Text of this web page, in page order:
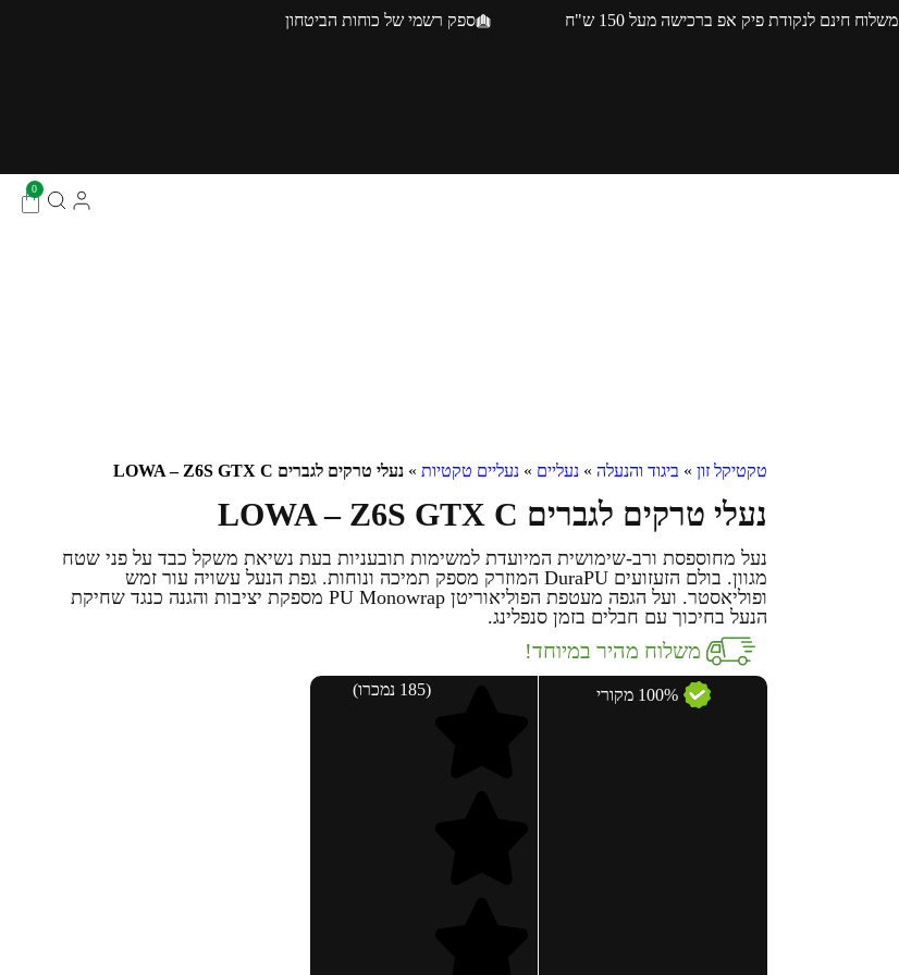
משלוח חינם לנקודת פיק אפ ברכישה מעל 150 ש"ח ספק רשמי של כוחות הביטחון
0
טקטיקל זון » ביגוד והנעלה » נעליים » נעליים טקטיות » נעלי טרקים לגברים LOWA – Z6S GTX C
נעלי טרקים לגברים LOWA – Z6S GTX C
נעל מחוספסת ורב-שימושית המיועדת למשימות תובעניות בעת נשיאת משקל כבד על פני שטח
מגוון. בולם הזעזועים DuraPU המוזרק מספק תמיכה ונוחות. גפת הנעל עשויה עור זמש
ופוליאסטר. ועל הגפה מעטפת הפוליאוריטן PU Monowrap מספקת יציבות והגנה כנגד שחיקת
הנעל בחיכוך עם חבלים בזמן סנפלינג.
משלוח מהיר במיוחד!
100% מקורי (185 נמכרו)